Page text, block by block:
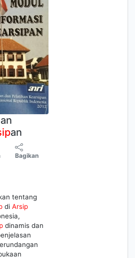
an
Bagikan
tentang
di Arsip
dinamis dan